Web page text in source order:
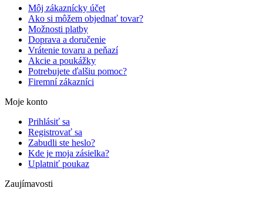
Môj zákaznícky účet
Ako si môžem objednať tovar?
Možnosti platby
Doprava a doručenie
Vrátenie tovaru a peňazí
Akcie a poukážky
Potrebujete ďalšiu pomoc?
Firemní zákazníci
Moje konto
Prihlásiť sa
Registrovať sa
Zabudli ste heslo?
Kde je moja zásielka?
Uplatniť poukaz
Zaujímavosti